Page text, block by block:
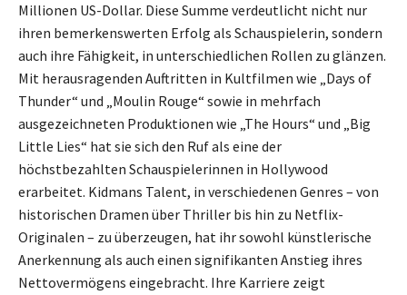
Millionen US-Dollar. Diese Summe verdeutlicht nicht nur
ihren bemerkenswerten Erfolg als Schauspielerin, sondern
auch ihre Fähigkeit, in unterschiedlichen Rollen zu glänzen.
Mit herausragenden Auftritten in Kultfilmen wie „Days of
Thunder“ und „Moulin Rouge“ sowie in mehrfach
ausgezeichneten Produktionen wie „The Hours“ und „Big
Little Lies“ hat sie sich den Ruf als eine der
höchstbezahlten Schauspielerinnen in Hollywood
erarbeitet. Kidmans Talent, in verschiedenen Genres – von
historischen Dramen über Thriller bis hin zu Netflix-
Originalen – zu überzeugen, hat ihr sowohl künstlerische
Anerkennung als auch einen signifikanten Anstieg ihres
Nettovermögens eingebracht. Ihre Karriere zeigt